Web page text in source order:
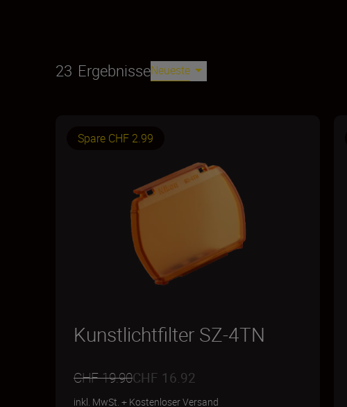
23 ErgebnisseNeueste
Spare CHF 2.99
Kunstlichtfilter SZ-4TN
CHF 19.90CHF 16.92
inkl. MwSt. + Kostenloser Versand